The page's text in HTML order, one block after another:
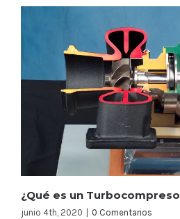
¿Qué es un
junio 4th, 2020 0 Comentarios